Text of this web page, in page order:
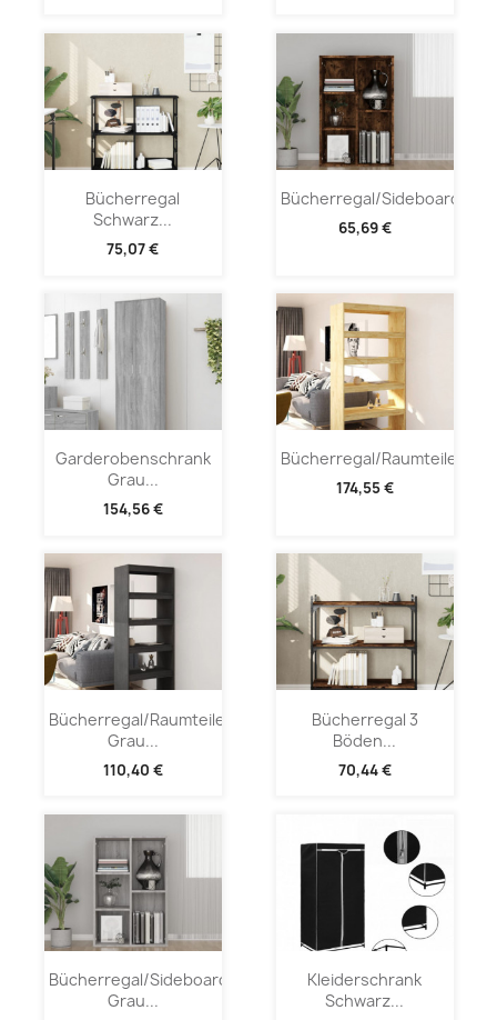
Bücherregal
Schwarz...
75,07 €
Bücherregal/Sideboard...
65,69 €
Garderobenschrank
Grau...
154,56 €
Bücherregal/Raumteiler...
174,55 €
Bücherregal/Raumteiler
Grau...
110,40 €
Bücherregal 3
Böden...
70,44 €
Bücherregal/Sideboard
Grau...
Kleiderschrank
Schwarz...